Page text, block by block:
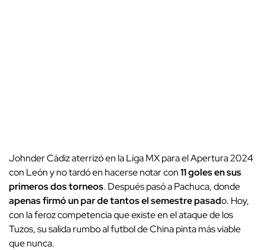
Johnder Cádiz aterrizó en la Liga MX para el Apertura 2024
con León y no tardó en hacerse notar con11 goles en sus
primeros dos torneos. Después pasó a Pachuca, donde
apenas firmó un par de tantos el semestre pasado. Hoy,
con la feroz competencia que existe en el ataque de los
Tuzos, su salida rumbo al futbol de China pinta más viable
que nunca.